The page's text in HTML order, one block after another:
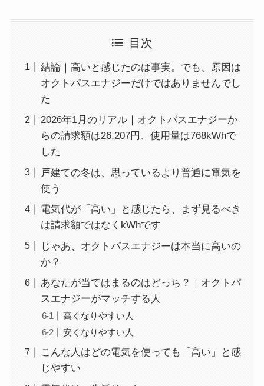
目次
結論｜高いと感じたのは事実。でも、原因は
オクトパスエナジーだけではありませんでし
た
2026年1月のリアル｜オクトパスエナジーか
らの請求額は26,207円、使用量は768kWhで
した
戸建ての冬は、思っているより普通に電気を
使う
電気代が「高い」と感じたら、まず見るべき
は請求額ではなくkWhです
じゃあ、オクトパスエナジーは本当に高いの
か？
あなたが当てはまるのはどっち？｜オクトパ
スエナジーがマッチする人
高くなりやすい人
安くなりやすい人
こんな人はどの電気を使っても「高い」と感
じやすい